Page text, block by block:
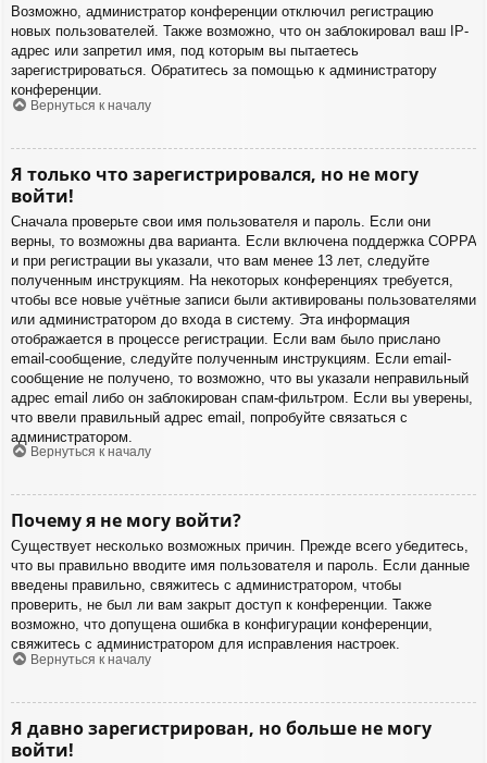
Возможно, администратор конференции отключил регистрацию
новых пользователей. Также возможно, что он заблокировал ваш IP-
адрес или запретил имя, под которым вы пытаетесь
зарегистрироваться. Обратитесь за помощью к администратору
конференции.
Вернуться к началу
Я только что зарегистрировался, но не могу
войти!
Сначала проверьте свои имя пользователя и пароль. Если они
верны, то возможны два варианта. Если включена поддержка COPPA
и при регистрации вы указали, что вам менее 13 лет, следуйте
полученным инструкциям. На некоторых конференциях требуется,
чтобы все новые учётные записи были активированы пользователями
или администратором до входа в систему. Эта информация
отображается в процессе регистрации. Если вам было прислано
email-сообщение, следуйте полученным инструкциям. Если email-
сообщение не получено, то возможно, что вы указали неправильный
адрес email либо он заблокирован спам-фильтром. Если вы уверены,
что ввели правильный адрес email, попробуйте связаться с
администратором.
Вернуться к началу
Почему я не могу войти?
Существует несколько возможных причин. Прежде всего убедитесь,
что вы правильно вводите имя пользователя и пароль. Если данные
введены правильно, свяжитесь с администратором, чтобы
проверить, не был ли вам закрыт доступ к конференции. Также
возможно, что допущена ошибка в конфигурации конференции,
свяжитесь с администратором для исправления настроек.
Вернуться к началу
Я давно зарегистрирован, но больше не могу
войти!